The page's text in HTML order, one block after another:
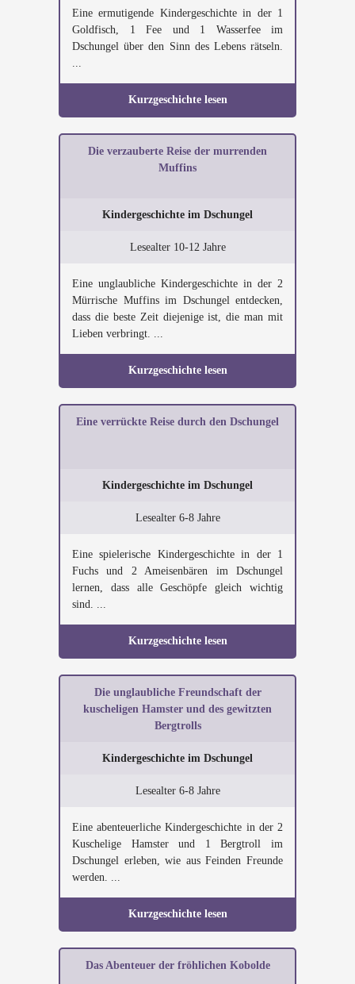
Eine ermutigende Kindergeschichte in der 1
Goldfisch, 1 Fee und 1 Wasserfee im
Dschungel über den Sinn des Lebens rätseln.
...
Kurzgeschichte lesen
Die verzauberte Reise der murrenden
Muffins
Kindergeschichte im Dschungel
Lesealter 10-12 Jahre
Eine unglaubliche Kindergeschichte in der 2
Mürrische Muffins im Dschungel entdecken,
dass die beste Zeit diejenige ist, die man mit
Lieben verbringt. ...
Kurzgeschichte lesen
Eine verrückte Reise durch den Dschungel
Kindergeschichte im Dschungel
Lesealter 6-8 Jahre
Eine spielerische Kindergeschichte in der 1
Fuchs und 2 Ameisenbären im Dschungel
lernen, dass alle Geschöpfe gleich wichtig
sind. ...
Kurzgeschichte lesen
Die unglaubliche Freundschaft der
kuscheligen Hamster und des gewitzten
Bergtrolls
Kindergeschichte im Dschungel
Lesealter 6-8 Jahre
Eine abenteuerliche Kindergeschichte in der 2
Kuschelige Hamster und 1 Bergtroll im
Dschungel erleben, wie aus Feinden Freunde
werden. ...
Kurzgeschichte lesen
Das Abenteuer der fröhlichen Kobolde